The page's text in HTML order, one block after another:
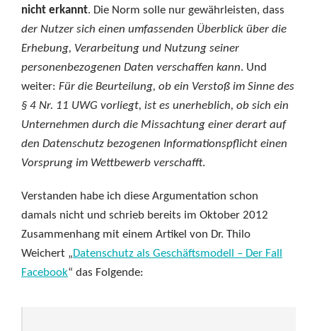
nicht erkannt. Die Norm solle nur gewährleisten, dass
der Nutzer sich einen umfassenden Überblick über die
Erhebung, Verarbeitung und Nutzung seiner
personenbezogenen Daten verschaffen kann. Und
weiter: Für die Beurteilung, ob ein Verstoß im Sinne des
§ 4 Nr. 11 UWG vorliegt, ist es unerheblich, ob sich ein
Unternehmen durch die Missachtung einer derart auf
den Datenschutz bezogenen Informationspflicht einen
Vorsprung im Wettbewerb verschafft.
Verstanden habe ich diese Argumentation schon
damals nicht und schrieb bereits im Oktober 2012
Zusammenhang mit einem Artikel von Dr. Thilo
Weichert „Datenschutz als Geschäftsmodell – Der Fall
Facebook“ das Folgende: